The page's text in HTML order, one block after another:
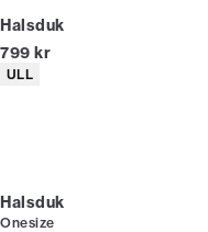
Halsduk
Nuvarande pris
799 kr
Produktattribut
ULL
Halsduk
Onesize